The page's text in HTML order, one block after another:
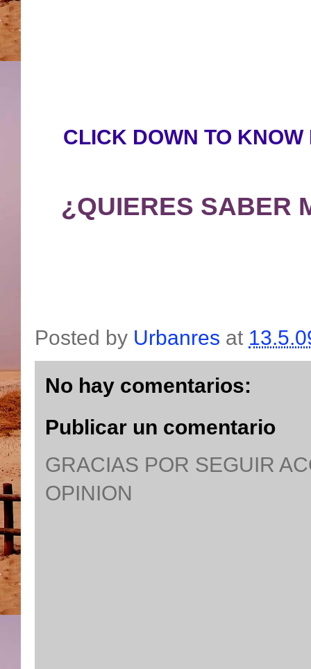
CLICK DOWN TO
¿QUIERES SABER
Posted by Urbanres at
No hay comentarios:
Publicar un comentario
GRACIAS POR SEGUIR
OPINION